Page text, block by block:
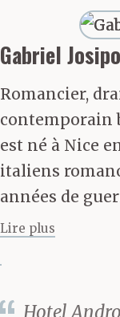
—
creux
alors ?
Il se
Gabriel
Romancier,
contemporain
est né à Nice
italiens
années de
Lire plus
Hotel